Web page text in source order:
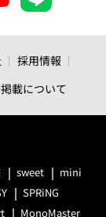
採用情報
載について
sweet
mini
SPRiNG
MonoMaster